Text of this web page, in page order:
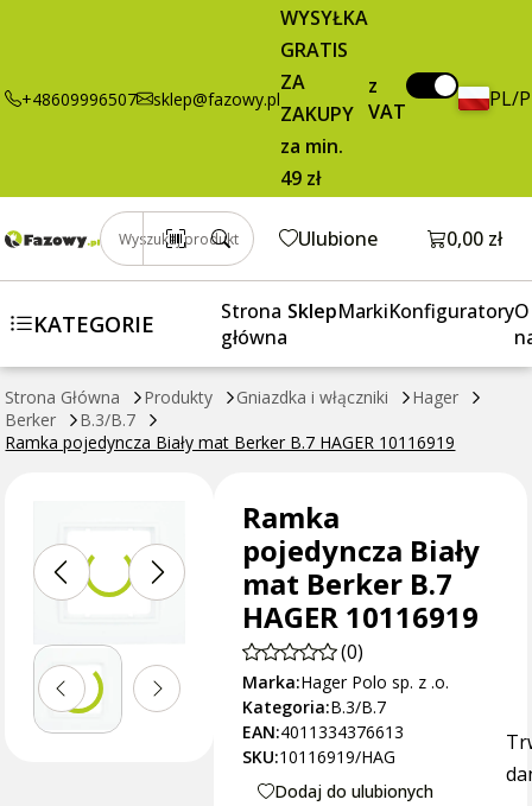
+48609996507 sklep@fazowy.pl
WYSYŁKA
GRATIS
ZA
ZAKUPY
za min.
49 zł
z
VAT
PL/
Wyszukaj produkt Ulubione Otwórz
0,00 zł
KATEGORIE
Strona
główna
SklepMarkiKonfiguratoryO
Strona Główna Produkty Gniazdka i włączniki
Hager
Berker
B.3/B.7
Ramka pojedyncza Biały mat Berker B.7 HAGER 10116919
Berker B.7
HAGER
38,95 zł
brutto / szt. Dodaj do koszyka
Ramka
pojedyncza Biały
mat Berker B.7
HAGER 10116919
(0)
Marka:Hager Polo sp. z .o.
Kategoria:B.3/B.7
EAN:4011334376613
SKU:10116919/HAG
Dodaj do ulubionych